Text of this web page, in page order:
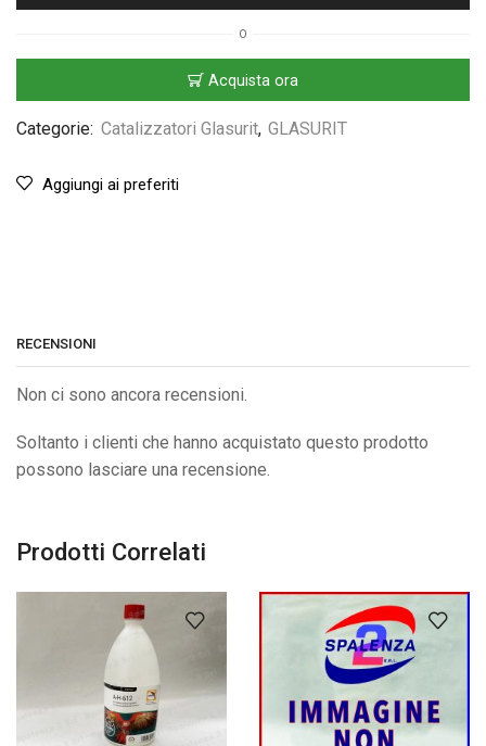
O
Acquista ora
Categorie: Catalizzatori Glasurit, GLASURIT
Aggiungi ai preferiti
RECENSIONI
Non ci sono ancora recensioni.
Soltanto i clienti che hanno acquistato questo prodotto
possono lasciare una recensione.
Prodotti Correlati